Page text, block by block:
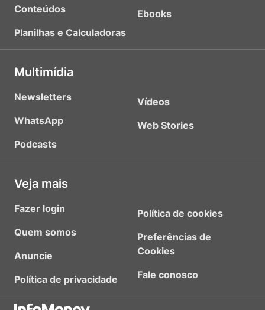
Conteúdos
Planilhas e Calculadoras
Ebooks
Multimídia
Newsletters
WhatsApp
Podcasts
Vídeos
Web Stories
Veja mais
Fazer login
Quem somos
Anuncie
Política de privacidade
Política de cookies
Preferências de
Cookies
Fale conosco